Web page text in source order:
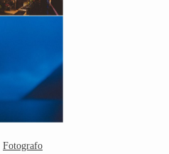
Fotografo